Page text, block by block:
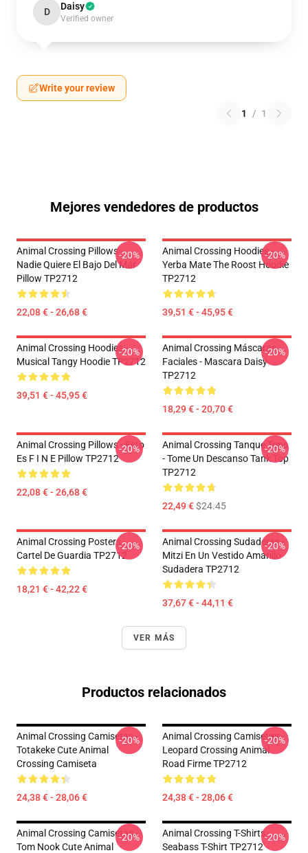
D Daisy
Verified owner
Write your review
1 / 1
Mejores vendedores de productos
Animal Crossing Pillows -
Nadie Quiere El Bajo Del Mar
Pillow TP2712
22,08 € - 26,68 €
-20%
Animal Crossing Hoodies -
Yerba Mate The Roost Hoodie
TP2712
39,51 € - 45,95 €
-20%
Animal Crossing Hoodies -
Musical Tangy Hoodie TP2712
39,51 € - 45,95 €
-20%
Animal Crossing Máscaras
Faciales - Mascara Daisy
TP2712
18,29 € - 20,70 €
-20%
Animal Crossing Pillows - Esto
Es F I N E Pillow TP2712
22,08 € - 26,68 €
-20%
Animal Crossing Tanque Tops
- Tome Un Descanso Tank Top
TP2712
22,49 €$24.45
-20%
Animal Crossing Posters -
Cartel De Guardia TP2712
18,21 € - 42,22 €
-20%
Animal Crossing Sudaderas -
Mitzi En Un Vestido Amarillo
Sudadera TP2712
37,67 € - 44,11 €
-20%
VER MÁS
Productos relacionados
Animal Crossing Camisetas -
Totakeke Cute Animal
Crossing Camiseta
24,38 € - 28,06 €
-20%
Animal Crossing Camisetas -
Leopard Crossing Animal
Road Firme TP2712
24,38 € - 28,06 €
-20%
Animal Crossing Camisetas -
Tom Nook Cute Animal
-20%
Animal Crossing T-Shirts -
Seabass T-Shirt TP2712
-20%